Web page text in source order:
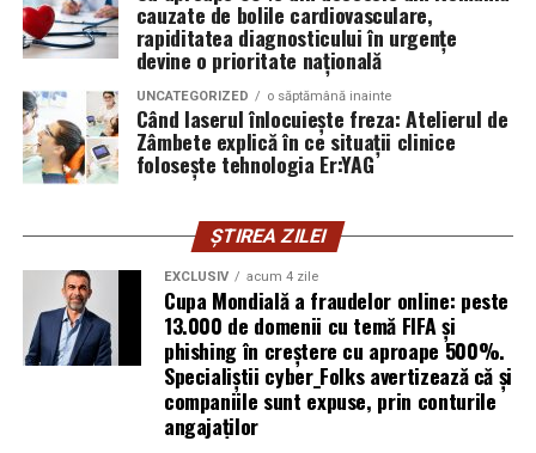
introducă parola pe o pagină clonată. În acel moment,
vigilența utilizatorului rămâne prima linie de apărare”,
explică Horațiu Șimon, Chief Technology Officer
cyber_Folks România.
Subiectul a fost semnalat și de FBI, care a inclus în
turneului, de la fraude online și furtul datelor până la
operațiuni de dezinformare.
Avertismentele publice s-au concentrat în principal
asupra fanilor și infrastructurii orașelor gazdă, însă
specialiștii atrag atenția că firmele pot fi afectate
inclusiv atunci când nu au nicio legătură directă cu
industria sportului, turismului sau vânzarea de bilete.
cauzate de bolile cardiovasculare,
rapiditatea diagnosticului în urgențe
devine o prioritate națională
UNCATEGORIZED o săptămână inainte
Când laserul înlocuiește freza: Atelierul de
Zâmbete explică în ce situații clinice
folosește tehnologia Er:YAG
ȘTIREA ZILEI
EXCLUSIV acum 4 zile
Cupa Mondială a fraudelor online: peste
13.000 de domenii cu temă FIFA și
phishing în creștere cu aproape 500%.
Specialiștii cyber_Folks avertizează că și
companiile sunt expuse, prin conturile
angajaților